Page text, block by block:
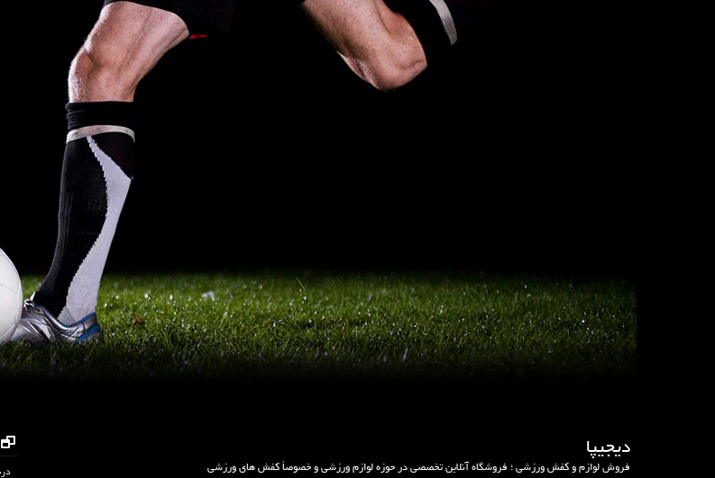
دیجیپا
فروش لوازم و کفش ورزشی ؛ فروشگاه آنلاین تخصصی در حوزه لوازم ورزشی و خصوصاً کفش های ورزشی